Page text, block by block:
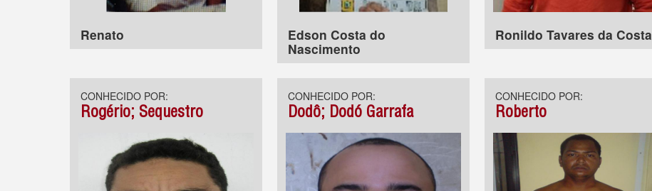
Renato
Edson Costa do
Nascimento
Ronildo Tavares da Costa
CONHECIDO POR:
Rogério; Sequestro
CONHECIDO POR:
Dodô; Dodó Garrafa
CONHECIDO POR:
Roberto